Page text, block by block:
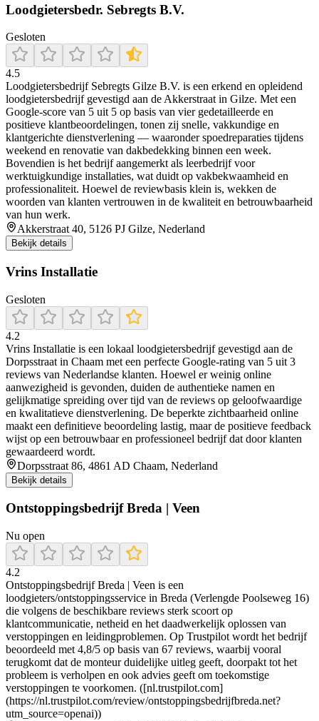
Loodgietersbedr. Sebregts B.V.
Gesloten
4.5
Loodgietersbedrijf Sebregts Gilze B.V. is een erkend en opleidend
loodgietersbedrijf gevestigd aan de Akkerstraat in Gilze. Met een
Google‑score van 5 uit 5 op basis van vier gedetailleerde en
positieve klantbeoordelingen, tonen zij snelle, vakkundige en
klantgerichte dienstverlening — waaronder spoedreparaties tijdens
weekend en renovatie van dakbedekking binnen een week.
Bovendien is het bedrijf aangemerkt als leerbedrijf voor
werktuigkundige installaties, wat duidt op vakbekwaamheid en
professionaliteit. Hoewel de reviewbasis klein is, wekken de
woorden van klanten vertrouwen in de kwaliteit en betrouwbaarheid
van hun werk.
Akkerstraat 40, 5126 PJ Gilze, Nederland
Bekijk details
Vrins Installatie
Gesloten
4.2
Vrins Installatie is een lokaal loodgietersbedrijf gevestigd aan de
Dorpsstraat in Chaam met een perfecte Google-rating van 5 uit 3
reviews van Nederlandse klanten. Hoewel er weinig online
aanwezigheid is gevonden, duiden de authentieke namen en
gelijkmatige spreiding over tijd van de reviews op geloofwaardige
en kwalitatieve dienstverlening. De beperkte zichtbaarheid online
maakt een definitieve beoordeling lastig, maar de positieve feedback
wijst op een betrouwbaar en professioneel bedrijf dat door klanten
gewaardeerd wordt.
Dorpsstraat 86, 4861 AD Chaam, Nederland
Bekijk details
Ontstoppingsbedrijf Breda | Veen
Nu open
4.2
Ontstoppingsbedrijf Breda | Veen is een
loodgieters/ontstoppingsservice in Breda (Verlengde Poolseweg 16)
die volgens de beschikbare reviews sterk scoort op
klantcommunicatie, netheid en het daadwerkelijk oplossen van
verstoppingen en leidingproblemen. Op Trustpilot wordt het bedrijf
beoordeeld met 4,8/5 op basis van 67 reviews, waarbij vooral
terugkomt dat de monteur duidelijke uitleg geeft, doorpakt tot het
probleem is verholpen en ook advies geeft om toekomstige
verstoppingen te voorkomen. ([nl.trustpilot.com]
(https://nl.trustpilot.com/review/ontstoppingsbedrijfbreda.net?
utm_source=openai))